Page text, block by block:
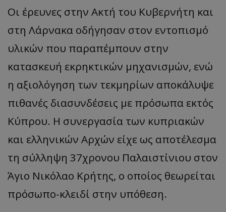
Οι έρευνες στην Ακτή του Κυβερνήτη και
στη Λάρνακα οδήγησαν στον εντοπισμό
υλικών που παραπέμπουν στην
κατασκευή εκρηκτικών μηχανισμών, ενώ
η αξιολόγηση των τεκμηρίων αποκάλυψε
πιθανές διασυνδέσεις με πρόσωπα εκτός
Κύπρου. Η συνεργασία των κυπριακών
και ελληνικών Αρχών είχε ως αποτέλεσμα
τη σύλληψη 37χρονου Παλαιστίνιου στον
Άγιο Νικόλαο Κρήτης, ο οποίος θεωρείται
πρόσωπο-κλειδί στην υπόθεση.